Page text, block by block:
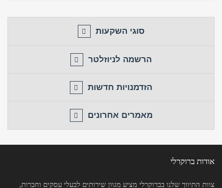
סוגי השקעות
הרשמה לניוזלטר
הזדמנויות חדשות
מאמרים אחרונים
אודות ברוקרלי
צוות התיווך שלנו בברוקרלי מציע מגוון שירותים לבעלי עסקים וחברות,